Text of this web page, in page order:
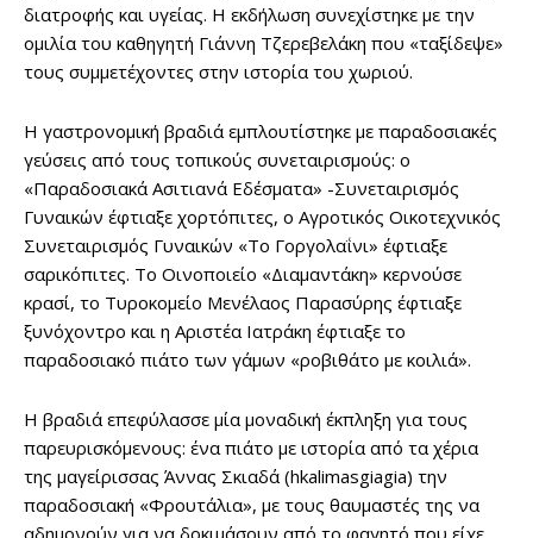
διατροφής και υγείας. Η εκδήλωση συνεχίστηκε με την
ομιλία του καθηγητή Γιάννη Τζερεβελάκη που «ταξίδεψε»
τους συμμετέχοντες στην ιστορία του χωριού.
Η γαστρονομική βραδιά εμπλουτίστηκε με παραδοσιακές
γεύσεις από τους τοπικούς συνεταιρισμούς: ο
«Παραδοσιακά Ασιτιανά Εδέσματα» -Συνεταιρισμός
Γυναικών έφτιαξε χορτόπιτες, ο Αγροτικός Οικοτεχνικός
Συνεταιρισμός Γυναικών «Το Γοργολαΐνι» έφτιαξε
σαρικόπιτες. Το Οινοποιείο «Διαμαντάκη» κερνούσε
κρασί, το Τυροκομείο Μενέλαος Παρασύρης έφτιαξε
ξυνόχοντρο και η Αριστέα Ιατράκη έφτιαξε το
παραδοσιακό πιάτο των γάμων «ροβιθάτο με κοιλιά».
Η βραδιά επεφύλασσε μία μοναδική έκπληξη για τους
παρευρισκόμενους: ένα πιάτο με ιστορία από τα χέρια
της μαγείρισσας Άννας Σκιαδά (hkalimasgiagia) την
παραδοσιακή «Φρουτάλια», με τους θαυμαστές της να